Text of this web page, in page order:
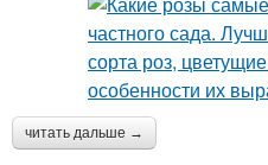
читать дальше →